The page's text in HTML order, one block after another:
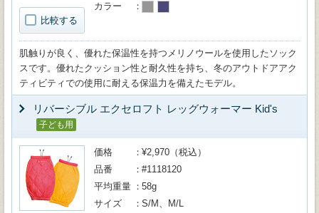
比較する
カラー
肌触りが良く、優れた保温性を持つメリノウールを使用したソック
スです。優れたクッション性と耐久性を持ち、冬のアウトドアアク
ティビティでの使用に耐える保温力を備えたモデル。
リバーシブル エクセロフト レッグウォーマー Kid's
子ども用
価格
¥2,970（税込）
品番
#1118120
平均重量
58g
サイズ
S/M、M/L